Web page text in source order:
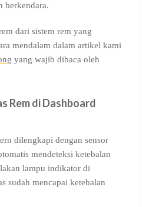
berkendara.
dari sistem rem yang
mendalam dalam artikel kami
yang wajib dibaca oleh
Rem di Dashboard
dilengkapi dengan sensor
mendeteksi ketebalan
lampu indikator di
sudah mencapai ketebalan